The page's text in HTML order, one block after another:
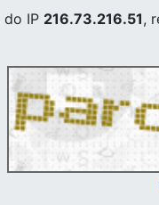
do IP 216.73.216.51,